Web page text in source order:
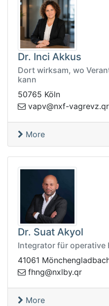
Dr. Inci Akkus
Dort wirksam, wo
kann
50765 Köln
rq.zvergav-fxn@
vpav
More
Dr. Suat Akyol
Integrator für
41061
r
q.yblxn@gnhf
More